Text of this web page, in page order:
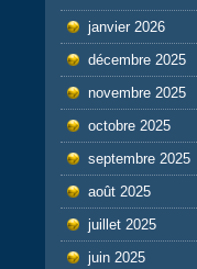
janvier 2026
décembre 2025
novembre 2025
octobre 2025
septembre 2025
août 2025
juillet 2025
juin 2025